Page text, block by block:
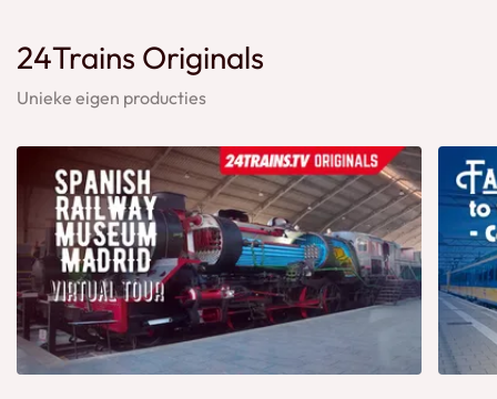
24Trains Originals
Unieke eigen producties